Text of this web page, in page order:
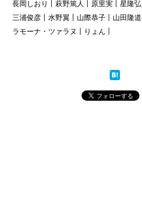
長岡しおり
萩野篤人 原里実 星隆弘
三浦俊彦
水野翼 山際恭子 山田隆道
ラモーナ・ツァラヌ
りょん